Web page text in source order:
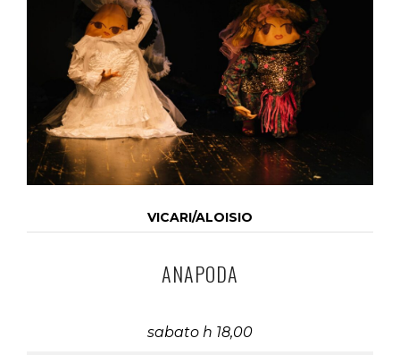
VICARI/ALOISIO
ANAPODA
sabato h 18,00